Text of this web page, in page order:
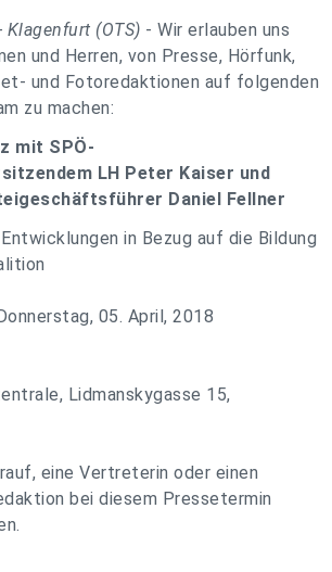
Klagenfurt (OTS) - Wir erlauben uns
und Herren, von Presse, Hörfunk,
und Fotoredaktionen auf folgenden
zu machen:
mit SPÖ-
LH Peter Kaiser und
Daniel Fellner
in Bezug auf die Bildung
05. April, 2018
Lidmanskygasse 15,
eine Vertreterin oder einen
bei diesem Pressetermin